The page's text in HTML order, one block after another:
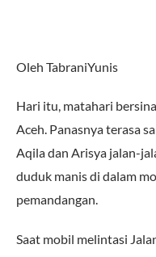
Oleh TabraniYunis
Hari itu, matahari
Aceh. Panasnya terasa
Aqila dan Arisya jalan-
duduk manis di dalam
pemandangan.
Saat mobil melintasi